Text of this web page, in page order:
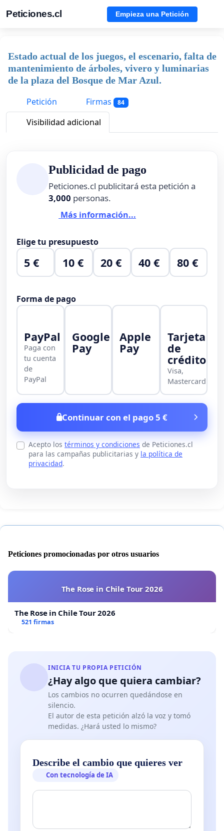
Peticiones.cl Empieza una Petición
Estado actual de los juegos, el escenario, falta de
mantenimiento de árboles, vivero y luminarias
de la plaza del Bosque de Mar Azul.
Petición
Firmas 84
Visibilidad adicional
Publicidad de pago
Peticiones.cl publicitará esta petición a
3,000 personas.
Más información...
Elige tu presupuesto
5 € 10 € 20 € 40 € 80 €
Forma de pago
PayPal
Paga con
tu cuenta
de
PayPal
Google
Pay
Apple
Pay
Tarjeta
de
crédito
Visa,
Mastercard
Continuar con el pago 5 €
Acepto los términos y condiciones de Peticiones.cl
para las campañas publicitarias y la política de
privacidad.
Peticiones promocionadas por otros usuarios
The Rose in Chile Tour 2026
The Rose in Chile Tour 2026
521 firmas
INICIA TU PROPIA PETICIÓN
¿Hay algo que quiera cambiar?
Los cambios no ocurren quedándose en
silencio.
El autor de esta petición alzó la voz y tomó
medidas. ¿Hará usted lo mismo?
Describe el cambio que quieres ver
Con tecnología de IA